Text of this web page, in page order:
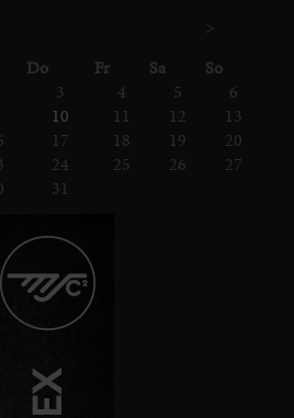
>
Donnerstag
Freitag Samstag Sonntag
3 4 5
6
10 11 12
13
17 18 19
20
24 25 26
27
31